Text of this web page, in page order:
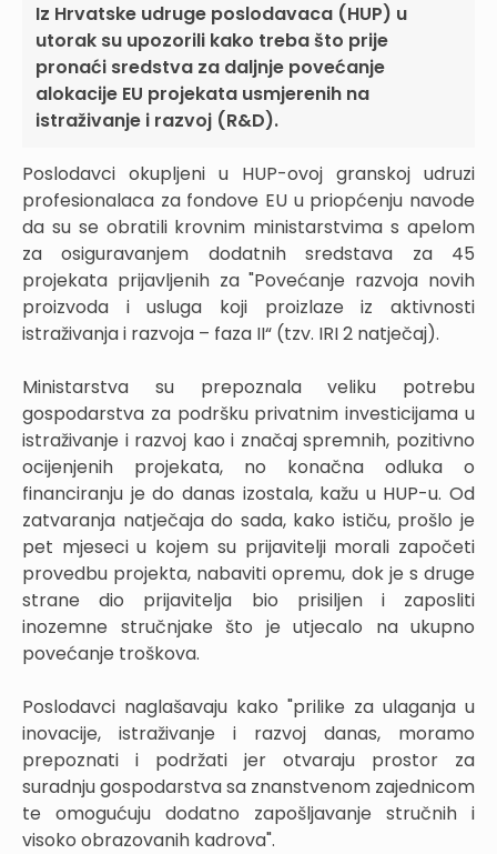
Iz Hrvatske udruge poslodavaca (HUP) u
utorak su upozorili kako treba što prije
pronaći sredstva za daljnje povećanje
alokacije EU projekata usmjerenih na
istraživanje i razvoj (R&D).
Poslodavci okupljeni u HUP-ovoj granskoj udruzi
profesionalaca za fondove EU u priopćenju navode
da su se obratili krovnim ministarstvima s apelom
za osiguravanjem dodatnih sredstava za 45
projekata prijavljenih za "Povećanje razvoja novih
proizvoda i usluga koji proizlaze iz aktivnosti
istraživanja i razvoja – faza II“ (tzv. IRI 2 natječaj).
Ministarstva su prepoznala veliku potrebu
gospodarstva za podršku privatnim investicijama u
istraživanje i razvoj kao i značaj spremnih, pozitivno
ocijenjenih projekata, no konačna odluka o
financiranju je do danas izostala, kažu u HUP-u. Od
zatvaranja natječaja do sada, kako ističu, prošlo je
pet mjeseci u kojem su prijavitelji morali započeti
provedbu projekta, nabaviti opremu, dok je s druge
strane dio prijavitelja bio prisiljen i zaposliti
inozemne stručnjake što je utjecalo na ukupno
povećanje troškova.
Poslodavci naglašavaju kako "prilike za ulaganja u
inovacije, istraživanje i razvoj danas, moramo
prepoznati i podržati jer otvaraju prostor za
suradnju gospodarstva sa znanstvenom zajednicom
te omogućuju dodatno zapošljavanje stručnih i
visoko obrazovanih kadrova".